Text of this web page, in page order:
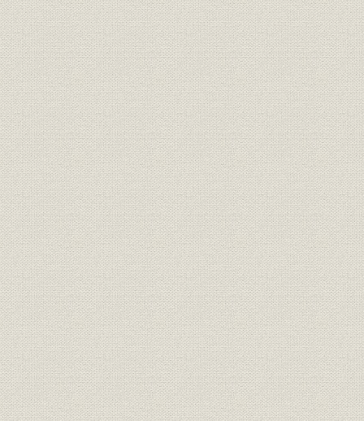
を引いた。
靴;風俗
ワーグマン描く、西南戦争に向
かう官軍の警ら隊。主として関
東以北の旧士族が多く応募した
が、心なしか軍靴の足音も堂々
と聞こえたとぃう。
商標
「桜組」の商標。サクラの花と
葉に英文をあしらい、なかなか
斬新なデザインである。
[明治17年
経営
東京府統計表による明治前期に
おける製靴工場の概要(明治
9~14年)
明治9年
(1881年)
経営者
弾 直樹 旧幕以来の伝統を活かし
つつ、製革・製靴事業に洋式手
法を取り入れることに意欲的だ
った。
[明治2年
資料
革職教師チアレス・ヘンニンゲ
ルの雇い入れ文書。
[明治4年
事業所
「弾北岡組」の運営は実際上
は、製靴場と製革場とに分かれ
ていたらしい。浅草・亀岡町の
靴製造所は、主として弾直樹の
手で、また千住に近い地方町橋
場の革製造所は、三井組の北岡
文兵衛の手で運営されていたも
[明治5年